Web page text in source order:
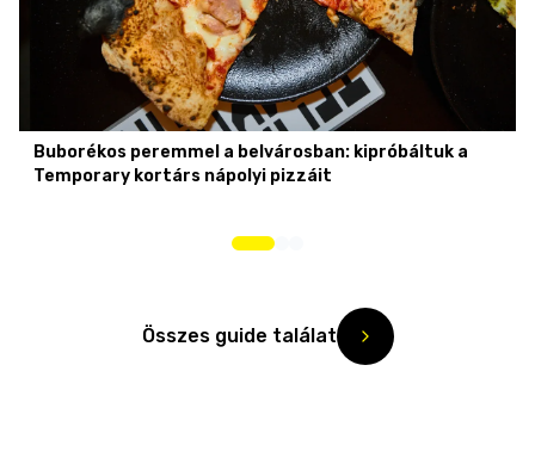
Buborékos peremmel a belvárosban: kipróbáltuk a
Temporary kortárs nápolyi pizzáit
Összes guide találat